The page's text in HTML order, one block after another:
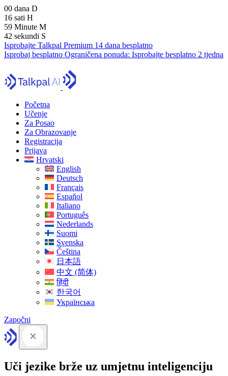
00 dana D
16 sati H
59 Minute M
41 sekundi S
Isprobajte Talkpal Premium 14 dana besplatno
Isprobaj besplatno Ograničena ponuda: Isprobajte besplatno 2 tjedna
Početna
Učenje
Za Posao
Za Obrazovanje
Registracija
Prijava
Hrvatski
English
Deutsch
Français
Español
Italiano
Português
Nederlands
Suomi
Svenska
Čeština
日本語
中文 (简体)
हिंदी
한국어
Українська
Započni
Uči jezike brže uz umjetnu inteligenciju